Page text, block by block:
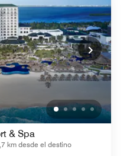
& Spa
km desde el destino